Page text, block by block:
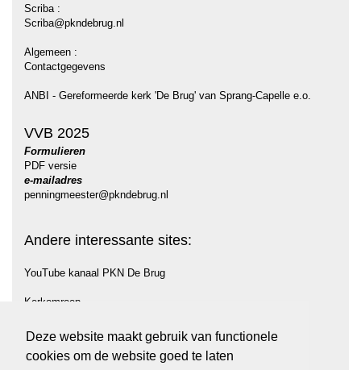
Deze website maakt gebruik van functionele
cookies om de website goed te laten
Scriba :
Scriba@pkndebrug.nl
Algemeen :
Contactgegevens
ANBI - Gereformeerde kerk 'De Brug' van Sprang-Capelle e.o.
VVB 2025
Formulieren
PDF versie
e-mailadres
penningmeester@pkndebrug.nl
Andere interessante sites:
YouTube kanaal PKN De Brug
Kerkomroep
Protestantse Gemeente Midden Langstraat (PGML)
PKN